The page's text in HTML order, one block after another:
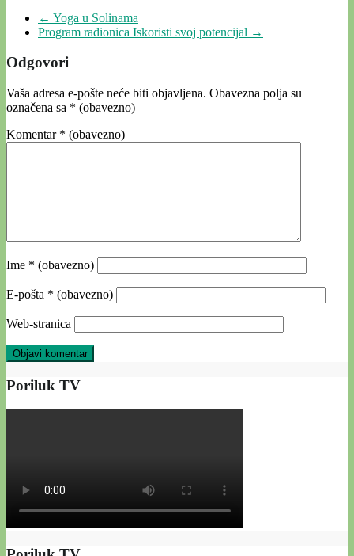
← Yoga u Solinama
Program radionica Iskoristi svoj potencijal →
Odgovori
Vaša adresa e-pošte neće biti objavljena. Obavezna polja su
označena sa * (obavezno)
Komentar * (obavezno)
Ime * (obavezno)
E-pošta * (obavezno)
Web-stranica
Poriluk TV